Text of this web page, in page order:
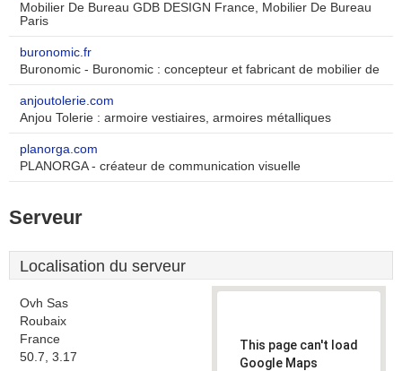
Mobilier De Bureau GDB DESIGN France, Mobilier De Bureau
Paris
buronomic.fr
Buronomic - Buronomic : concepteur et fabricant de mobilier de
anjoutolerie.com
Anjou Tolerie : armoire vestiaires, armoires métalliques
planorga.com
PLANORGA - créateur de communication visuelle
Serveur
Localisation du serveur
Ovh Sas
Roubaix
France
50.7, 3.17
This page can't load
Google Maps